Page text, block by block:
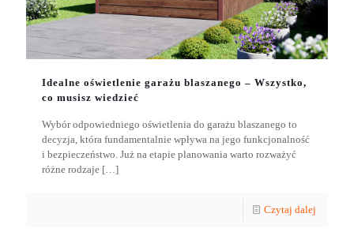
Idealne oświetlenie garażu blaszanego – Wszystko,
co musisz wiedzieć
Wybór odpowiedniego oświetlenia do garażu blaszanego to
decyzja, która fundamentalnie wpływa na jego funkcjonalność
i bezpieczeństwo. Już na etapie planowania warto rozważyć
różne rodzaje […]
Czytaj dalej